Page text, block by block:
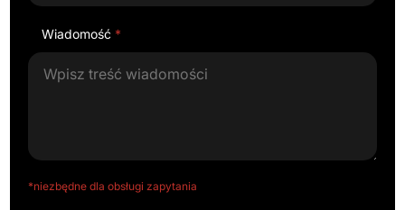
Wiadomość *
*niezbędne dla obsługi zapytania